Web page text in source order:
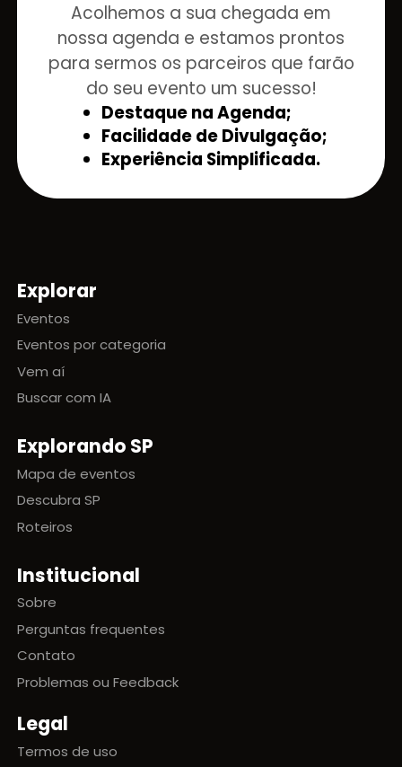
Acolhemos a sua chegada em
nossa agenda e estamos prontos
para sermos os parceiros que farão
do seu evento um sucesso!
Destaque na Agenda;
Facilidade de Divulgação;
Experiência Simplificada.
Mapa do site
Explorar
Eventos
Eventos por categoria
Vem aí
Buscar com IA
Explorando SP
Mapa de eventos
Descubra SP
Roteiros
Institucional
Sobre
Perguntas frequentes
Contato
Problemas ou Feedback
Legal
Termos de uso